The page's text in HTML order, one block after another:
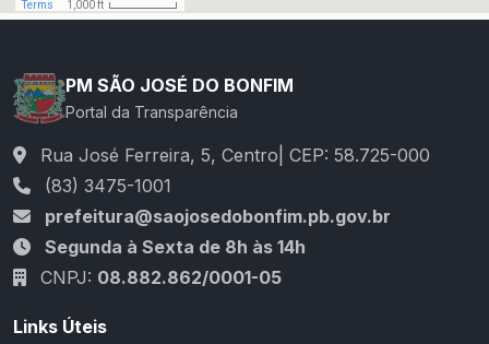
PM SÃO JOSÉ DO BONFIM
Portal da Transparência
Rua José Ferreira, 5, Centro| CEP: 58.725-000
(83) 3475-1001
prefeitura@saojosedobonfim.pb.gov.br
Segunda à Sexta de 8h às 14h
CNPJ: 08.882.862/0001-05
Links Úteis